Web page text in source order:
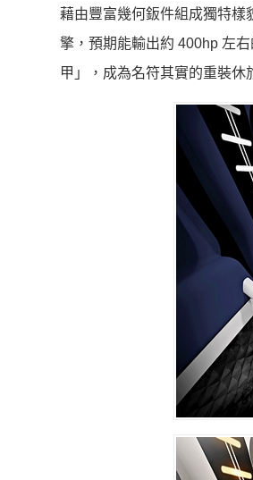
藉由豐富幾何鈑件組成獨特樣
擎，預期能輸出約 400hp 左
甲」，成為名符其實的重裝休